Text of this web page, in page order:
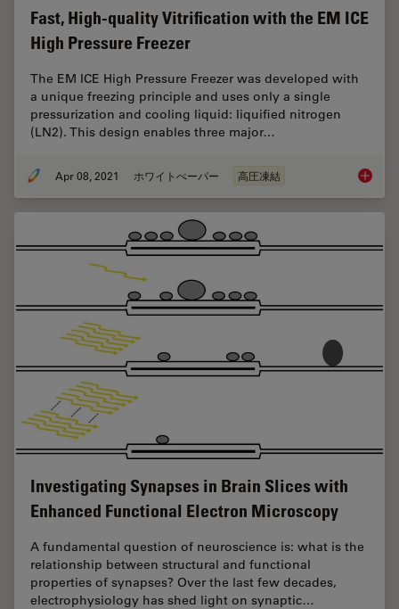
Fast, High-quality Vitrification with the EM ICE
High Pressure Freezer
The EM ICE High Pressure Freezer was developed with
a unique freezing principle and uses only a single
pressurization and cooling liquid: liquified nitrogen
(LN2). This design enables three major…
Apr 08, 2021 ホワイトぺーパー 高圧凍結 Fast,
Investigating Synapses in Brain Slices with
Enhanced Functional Electron Microscopy
A fundamental question of neuroscience is: what is the
relationship between structural and functional
properties of synapses? Over the last few decades,
electrophysiology has shed light on synaptic…